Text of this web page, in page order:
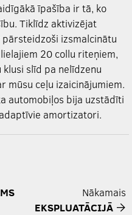
īpašība ir tā, ko
Tiklīdz aktivizējat
izsmalcinātu
20 collu riteņiem,
slīd pa nelīdzenu
mūsu ceļu izaicinājumiem.
automobiļos bija uzstādīti
amortizatori.
Nākamais
EKSPLUATĀCIJĀ